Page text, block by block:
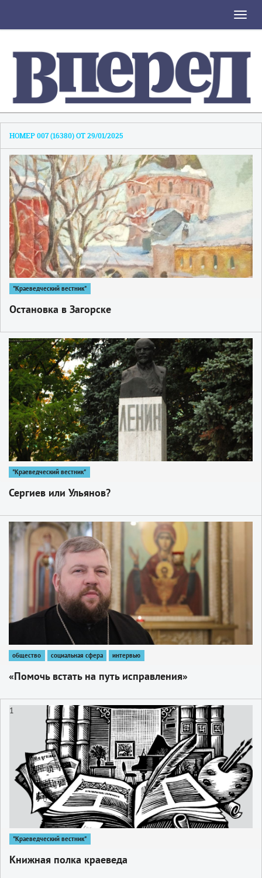
Toggle
НОМЕР 007 (16380) ОТ 29/01/2025
1
"Краеведческий вестник"
Остановка в Загорске
1
"Краеведческий вестник"
Сергиев или Ульянов?
1
общество социальная сфера интервью
«Помочь встать на путь исправления»
1
"Краеведческий вестник"
Книжная полка краеведа